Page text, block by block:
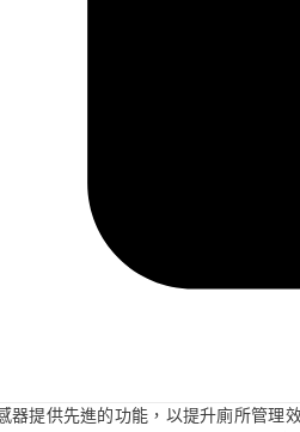
提供先進的功能，以提升廁所管理